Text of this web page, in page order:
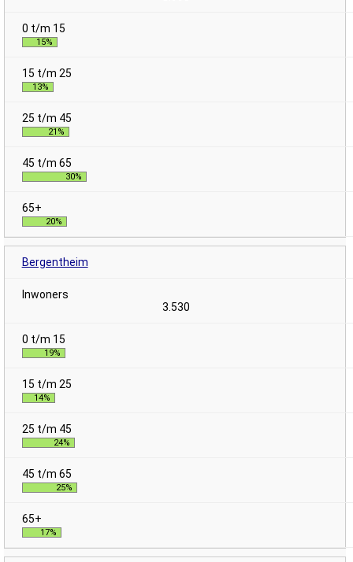
15%
13%
21%
30%
20%
Bergentheim
3.530
19%
14%
24%
25%
17%